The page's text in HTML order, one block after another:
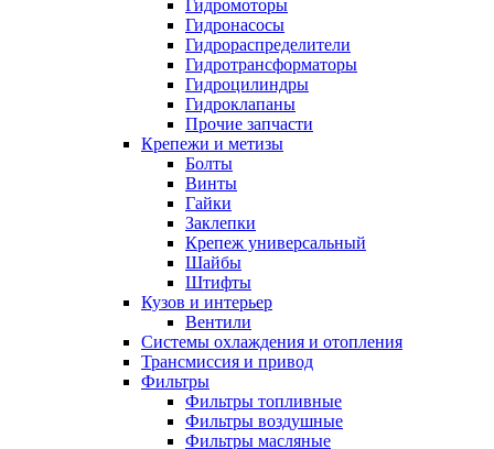
Гидромоторы
Гидронасосы
Гидрораспределители
Гидротрансформаторы
Гидроцилиндры
Гидроклапаны
Прочие запчасти
Крепежи и метизы
Болты
Винты
Гайки
Заклепки
Крепеж универсальный
Шайбы
Штифты
Кузов и интерьер
Вентили
Системы охлаждения и отопления
Трансмиссия и привод
Фильтры
Фильтры топливные
Фильтры воздушные
Фильтры масляные